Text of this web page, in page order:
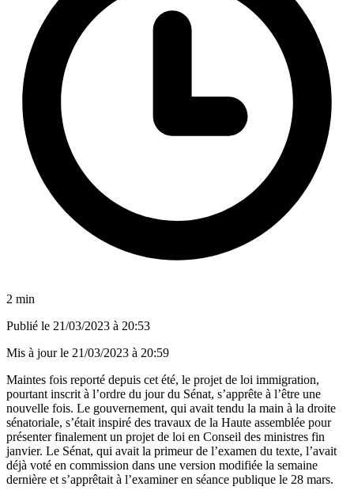
2 min
Publié le 21/03/2023 à 20:53
Mis à jour le 21/03/2023 à 20:59
Maintes fois reporté depuis cet été, le projet de loi immigration,
pourtant inscrit à l’ordre du jour du Sénat, s’apprête à l’être une
nouvelle fois. Le gouvernement, qui avait tendu la main à la droite
sénatoriale, s’était inspiré des travaux de la Haute assemblée pour
présenter finalement un projet de loi en Conseil des ministres fin
janvier. Le Sénat, qui avait la primeur de l’examen du texte, l’avait
déjà voté en commission dans une version modifiée la semaine
dernière et s’apprêtait à l’examiner en séance publique le 28 mars.